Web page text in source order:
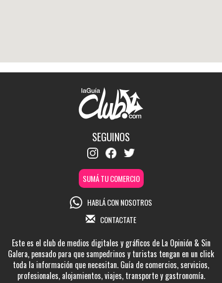
SEGUINOS
SUMÁ TU COMERCIO
HABLÁ CON NOSOTROS
CONTACTATE
Este es el club de medios digitales y gráficos de La Opinión & Sin
Galera, pensado para que sampedrinos y turistas tengan en un click
toda la información que necesitan. Guía de comercios, servicios,
profesionales, alojamientos, viajes, transporte y gastronomía.